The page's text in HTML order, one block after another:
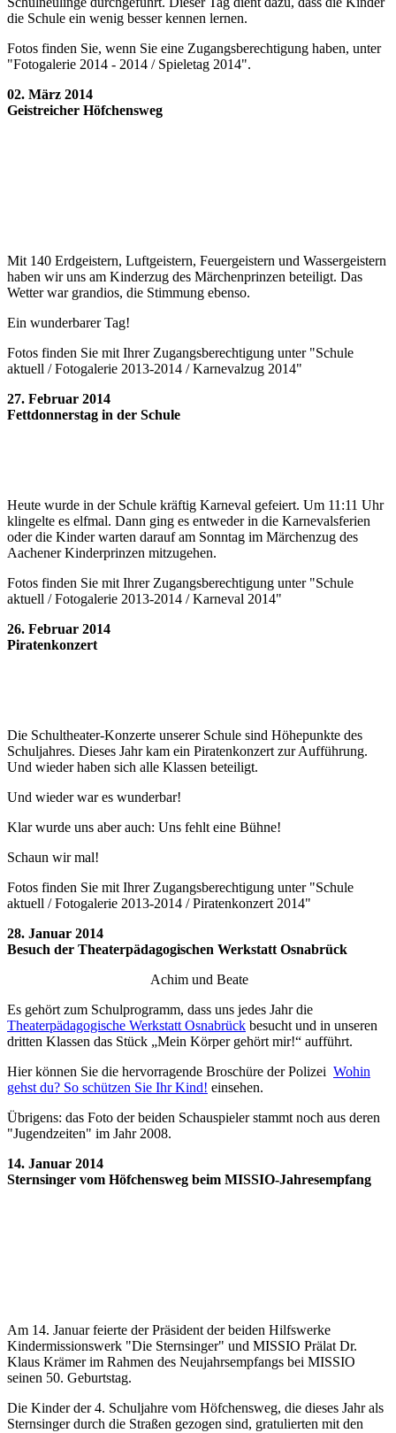
die Schule ein wenig besser kennen lernen.
Fotos finden Sie, wenn Sie eine Zugangsberechtigung haben, unter
"Fotogalerie 2014 - 2014 / Spieletag 2014".
02. März 2014
Geistreicher Höfchensweg
Mit 140 Erdgeistern, Luftgeistern, Feuergeistern und Wassergeistern
haben wir uns am Kinderzug des Märchenprinzen beteiligt. Das
Wetter war grandios, die Stimmung ebenso.
Ein wunderbarer Tag!
Fotos finden Sie mit Ihrer Zugangsberechtigung unter "Schule
aktuell / Fotogalerie 2013-2014 / Karnevalzug 2014"
27. Februar 2014
Fettdonnerstag in der Schule
Heute wurde in der Schule kräftig Karneval gefeiert. Um 11:11 Uhr
klingelte es elfmal. Dann ging es entweder in die Karnevalsferien
oder die Kinder warten darauf am Sonntag im Märchenzug des
Aachener Kinderprinzen mitzugehen.
Fotos finden Sie mit Ihrer Zugangsberechtigung unter "Schule
aktuell / Fotogalerie 2013-2014 / Karneval 2014"
26. Februar 2014
Piratenkonzert
Die Schultheater-Konzerte unserer Schule sind Höhepunkte des
Schuljahres. Dieses Jahr kam ein Piratenkonzert zur Aufführung.
Und wieder haben sich alle Klassen beteiligt.
Und wieder war es wunderbar!
Klar wurde uns aber auch: Uns fehlt eine Bühne!
Schaun wir mal!
Fotos finden Sie mit Ihrer Zugangsberechtigung unter "Schule
aktuell / Fotogalerie 2013-2014 / Piratenkonzert 2014"
28. Januar 2014
Besuch der Theaterpädagogischen Werkstatt Osnabrück
Achim und Beate
Es gehört zum Schulprogramm, dass uns jedes Jahr die
Theaterpädagogische Werkstatt Osnabrück besucht und in unseren
dritten Klassen das Stück „Mein Körper gehört mir!“ aufführt.
Hier können Sie die hervorragende Broschüre der Polizei Wohin
gehst du? So schützen Sie Ihr Kind! einsehen.
Übrigens: das Foto der beiden Schauspieler stammt noch aus deren
"Jugendzeiten" im Jahr 2008.
14. Januar 2014
Sternsinger vom Höfchensweg beim MISSIO-Jahresempfang
Am 14. Januar feierte der Präsident der beiden Hilfswerke
Kindermissionswerk "Die Sternsinger" und MISSIO Prälat Dr.
Klaus Krämer im Rahmen des Neujahrsempfangs bei MISSIO
seinen 50. Geburtstag.
Die Kinder der 4. Schuljahre vom Höfchensweg, die dieses Jahr als
Sternsinger durch die Straßen gezogen sind, gratulierten mit den